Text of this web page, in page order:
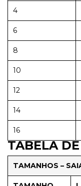
4
6
8
10
12
14
16
TABELA
TAMANHOS –